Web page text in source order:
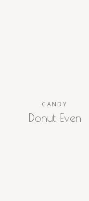
CANDY
Donut Even